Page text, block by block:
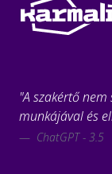
"A szakértő nem
munkájával és
ChatGPT - 3.5